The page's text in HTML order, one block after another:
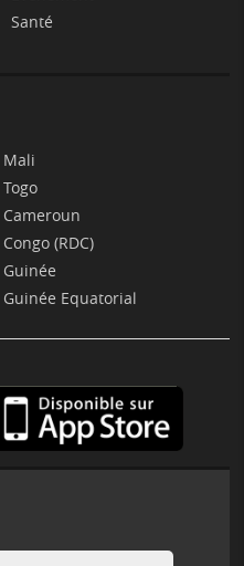
Santé
Mali
Togo
Cameroun
Congo (RDC)
Guinée
Guinée Equatorial